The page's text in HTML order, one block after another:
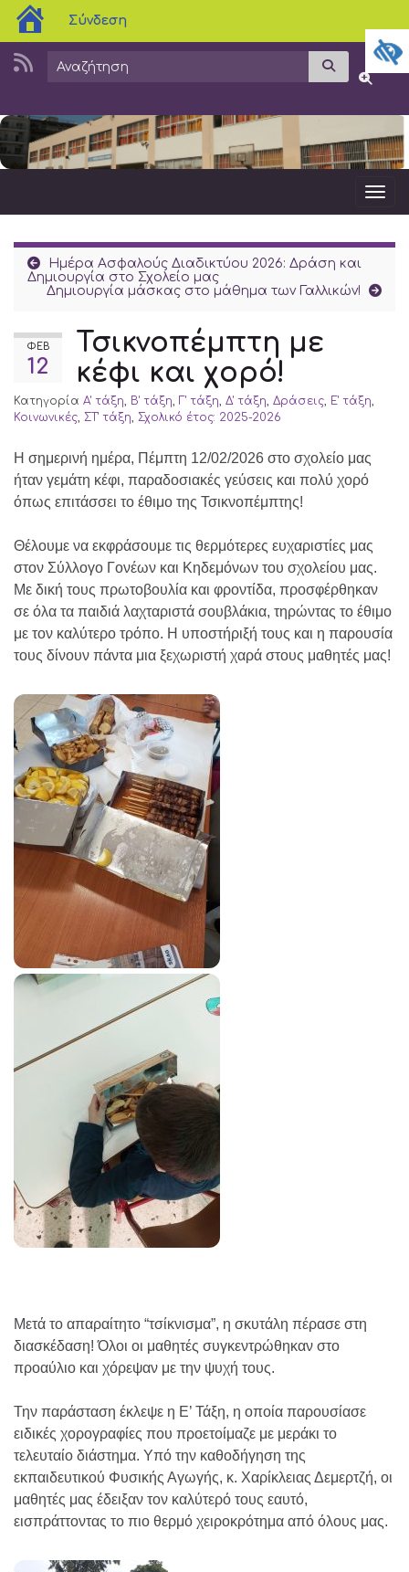
blogs.sch.gr
Σύνδεση
Search for: Αναζήτηση
Ημέρα Ασφαλούς Διαδικτύου 2026: Δράση και
Δημιουργία στο Σχολείο μας
Δημιουργία μάσκας στο μάθημα των Γαλλικών!
ΦΕΒ
12
Τσικνοπέμπτη με
κέφι και χορό!
Κατηγορία Α' τάξη, Β' τάξη, Γ' τάξη, Δ' τάξη, Δράσεις, Ε' τάξη,
Κοινωνικές, ΣΤ' τάξη, Σχολικό έτος: 2025-2026
Η σημερινή ημέρα, Πέμπτη 12/02/2026 στο σχολείο μας
ήταν γεμάτη κέφι, παραδοσιακές γεύσεις και πολύ χορό
όπως επιτάσσει το έθιμο της Τσικνοπέμπτης!
Θέλουμε να εκφράσουμε τις θερμότερες ευχαριστίες μας
στον Σύλλογο Γονέων και Κηδεμόνων του σχολείου μας.
Με δική τους πρωτοβουλία και φροντίδα, προσφέρθηκαν
σε όλα τα παιδιά λαχταριστά σουβλάκια, τηρώντας το έθιμο
με τον καλύτερο τρόπο. Η υποστήριξή τους και η παρουσία
τους δίνουν πάντα μια ξεχωριστή χαρά στους μαθητές μας!
Μετά το απαραίτητο “τσίκνισμα”, η σκυτάλη πέρασε στη
διασκέδαση! Όλοι οι μαθητές συγκεντρώθηκαν στο
προαύλιο και χόρεψαν με την ψυχή τους.
Την παράσταση έκλεψε η Ε’ Τάξη, η οποία παρουσίασε
ειδικές χορογραφίες που προετοίμαζε με μεράκι το
τελευταίο διάστημα. Υπό την καθοδήγηση της
εκπαιδευτικού Φυσικής Αγωγής, κ. Χαρίκλειας Δεμερτζή, οι
μαθητές μας έδειξαν τον καλύτερό τους εαυτό,
εισπράττοντας το πιο θερμό χειροκρότημα από όλους μας.